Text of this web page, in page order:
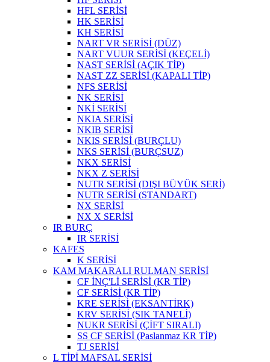
HFL SERİSİ
HK SERİSİ
KH SERİSİ
NART VR SERİSİ (DÜZ)
NART VUUR SERİSİ (KEÇELİ)
NAST SERİSİ (AÇIK TİP)
NAST ZZ SERİSİ (KAPALI TİP)
NFS SERİSİ
NK SERİSİ
NKİ SERİSİ
NKIA SERİSİ
NKIB SERİSİ
NKIS SERİSİ (BURÇLU)
NKS SERİSİ (BURÇSUZ)
NKX SERİSİ
NKX Z SERİSİ
NUTR SERİSİ (DIŞI BÜYÜK SERİ)
NUTR SERİSİ (STANDART)
NX SERİSİ
NX X SERİSİ
IR BURÇ
IR SERİSİ
KAFES
K SERİSİ
KAM MAKARALI RULMAN SERİSİ
CF İNÇ'Lİ SERİSİ (KR TİP)
CF SERİSİ (KR TİP)
KRE SERİSİ (EKSANTİRK)
KRV SERİSİ (SIK TANELİ)
NUKR SERİSİ (ÇİFT SIRALI)
SS CF SERİSİ (Paslanmaz KR TİP)
TJ SERİSİ
L TİPİ MAFSAL SERİSİ